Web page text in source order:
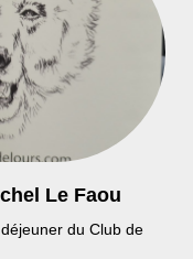
Le Faou
du Club de